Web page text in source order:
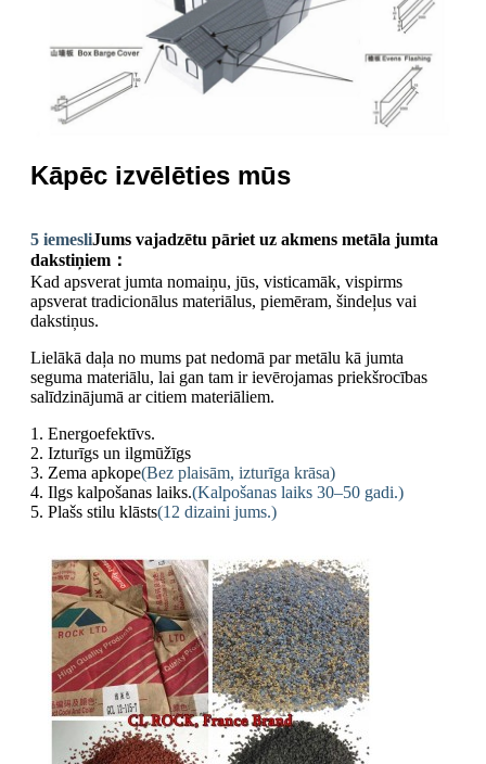
Kāpēc izvēlēties mūs
5 iemesliJums vajadzētu pāriet uz akmens metāla jumta
dakstiņiem：
Kad apsverat jumta nomaiņu, jūs, visticamāk, vispirms
apsverat tradicionālus materiālus, piemēram, šindeļus vai
dakstiņus.
Lielākā daļa no mums pat nedomā par metālu kā jumta
seguma materiālu, lai gan tam ir ievērojamas priekšrocības
salīdzinājumā ar citiem materiāliem.
1. Energoefektīvs.
2. Izturīgs un ilgmūžīgs
3. Zema apkope(Bez plaisām, izturīga krāsa)
4. Ilgs kalpošanas laiks.(Kalpošanas laiks 30–50 gadi.)
5. Plašs stilu klāsts(12 dizaini jums.)